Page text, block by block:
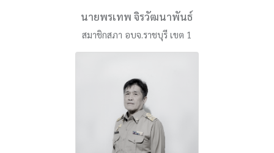
นายพรเทพ จิรวัฒนาพันธ์
สมาชิกสภา อบจ.ราชบุรี เขต 1